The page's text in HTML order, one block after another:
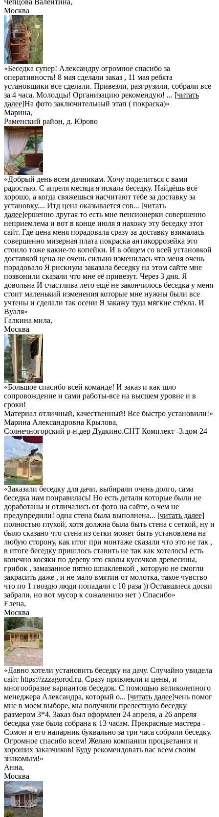
Чепцова Валентина,
Москва
«Беседка супер! Александру огромное спасибо за
оперативность! 8 мая сделали заказ , 11 мая ребята
установщики все сделали. Привезли, разгрузили, собрали все
за 4 часа. Молодцы! Организацию рекомендую! ... [читать
далее]На фото заключительный этап ( покраска)»
Марина,
Раменский район, д. Юрово
«Добрый день всем дачникам. Хочу поделиться с вами
радостью. С апреля месяца я искала беседку. Найдёшь всё
хорошо, а когда свяжешься насчитают тебе за доставку за
установку.... Итд цена оказывается сов... [читать
далее]ершенно другая то есть мне пенсионерки совершенно
неприемлема и вот в конце июля я нахожу эту беседку этот
сайт. Где цена меня порадовала сразу за доставку взималась
совершенно мизерная плата покраска антикоррозейка это
стоило тоже какие-то копейки. И в общем со всей установкой
доставкой цена не очень сильно изменилась что меня очень
порадовало Я рискнула заказала беседку на этом сайте мне
позвонили сказали что мне её привезут. Через 3 дня. Я
довольна И счастлива лето ещё не закончилось беседка у меня
стоит маленький изменения которые мне нужны были все
учтены и сделали так осени Я закажу туда мягкие стёкла. И
Вуаля»
Галкина мила,
Москва
«Большое спасибо всей команде! И заказ и как шло
сопровождение и сами работы-все на высшем уровне и в
сроки!
Материал отличный, качественный! Все быстро установили!»
Марина Александровна Крылова,
Солнечногорский р-н.дер Дудкино.СНТ Комплект -3.дом 24
«Заказали беседку для дачи, выбирали очень долго, сама
беседка нам понравилась! Но есть детали которые были не
доработаны и отличались от фото на сайте, о чем не
предупредили! одна стена была выполнена... [читать далее]
полностью глухой, хотя должна была быть стена с сеткой, ну и
было сказано что стена из сетки может быть установлена на
любую сторону, как итог при монтаже сказали что это не так ,
в итоге беседку пришлось ставить не так как хотелось! есть
конечно косяки по дереву это сколы кусочков древесины,
грибок , замазанное пятно шпаклевкой , которую не смогли
закрасить даже , и не мало вмятин от молотка, такое чувство
что по 1 гвоздю люди попадали с 10 раза )) Оставшиеся доски
забрали, но вот мусор к сожалению нет ) Спасибо»
Елена,
Москва
«Давно хотели установить беседку на дачу. Случайно увидела
сайт https://zzzagorod.ru. Сразу привлекли и цены, и
многообразие вариантов беседок. С помощью великолепного
менеджера Александра, который о... [читать далее]чень помог
мне в моем выборе, мы получили прелестную беседку
размером 3*4. Заказ был оформлен 24 апреля, а 26 апреля
беседка уже была собрана к 13 часам. Прекрасные мастера -
Сомон и его напарник буквально за три часа собрали беседку.
Огромное спасибо всем! Желаю компании процветания и
хороших заказчиков! Буду рекомендовать вас всем своим
знакомым!»
Анна,
Москва